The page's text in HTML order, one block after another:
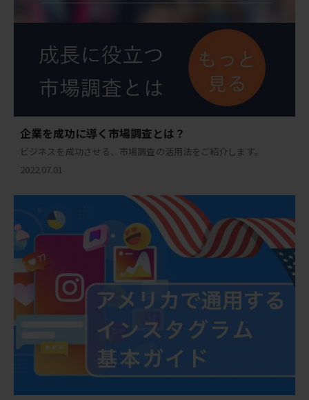
企業を成功に導く市場調査とは？
ビジネスを成功させる、市場調査の活用法をご紹介します。
2022.07.01